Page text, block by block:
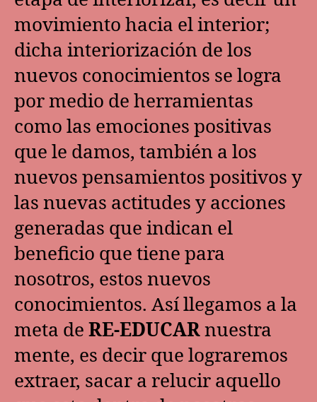
movimiento hacia el interior;
dicha interiorización de los
nuevos conocimientos se logra
por medio de herramientas
como las emociones positivas
que le damos, también a los
nuevos pensamientos positivos y
las nuevas actitudes y acciones
generadas que indican el
beneficio que tiene para
nosotros, estos nuevos
conocimientos. Así llegamos a la
meta de RE-EDUCARnuestra
mente, es decir que lograremos
extraer, sacar a relucir aquello